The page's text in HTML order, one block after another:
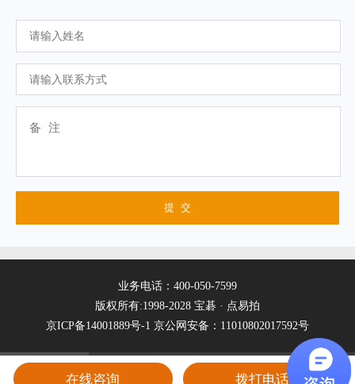
业务电话：400-050-7599
版权所有:1998-2028 宝碁 · 点易拍
京ICP备14001889号-1 京公网安备：11010802017592号
在线咨询 拨打电话